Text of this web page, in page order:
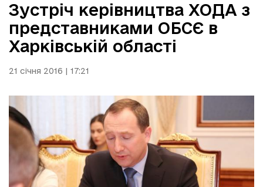
Зустріч керівництва ХОДА з
представниками ОБСЄ в
Харківській області
21 січня 2016 | 17:21